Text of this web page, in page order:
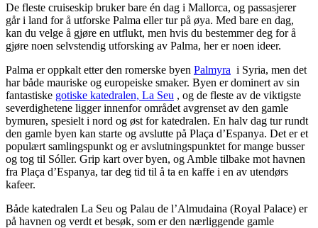
De fleste cruiseskip bruker bare én dag i Mallorca, og passasjerer
går i land for å utforske Palma eller tur på øya. Med bare en dag,
kan du velge å gjøre en utflukt, men hvis du bestemmer deg for å
gjøre noen selvstendig utforsking av Palma, her er noen ideer.
Palma er oppkalt etter den romerske byen Palmyra i Syria, men det
har både mauriske og europeiske smaker. Byen er dominert av sin
fantastiske gotiske katedralen, La Seu , og de fleste av de viktigste
severdighetene ligger innenfor området avgrenset av den gamle
bymuren, spesielt i nord og øst for katedralen. En halv dag tur rundt
den gamle byen kan starte og avslutte på Plaça d’Espanya. Det er et
populært samlingspunkt og er avslutningspunktet for mange busser
og tog til Sóller. Grip kart over byen, og Amble tilbake mot havnen
fra Plaça d’Espanya, tar deg tid til å ta en kaffe i en av utendørs
kafeer.
Både katedralen La Seu og Palau de l’Almudaina (Royal Palace) er
på havnen og verdt et besøk, som er den nærliggende gamle